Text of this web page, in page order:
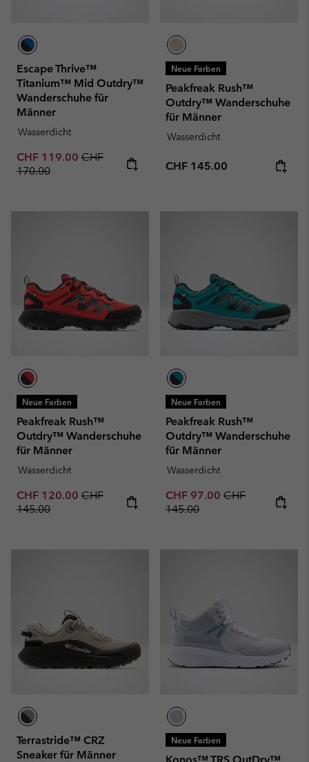
Escape Thrive™
Titanium™ Mid Outdry™
Wanderschuhe für
Männer
Wasserdicht
Sale price:
CHF 119.00 Regular price:
CHF
170.00
Neue Farben
Peakfreak Rush™
Outdry™ Wanderschuhe
für Männer
Wasserdicht
Regular price:
CHF 145.00
Neue Farben
Peakfreak Rush™
Outdry™ Wanderschuhe
für Männer
Wasserdicht
Sale price:
CHF 120.00 Regular price:
CHF
145.00
Neue Farben
Peakfreak Rush™
Outdry™ Wanderschuhe
für Männer
Wasserdicht
Sale price:
CHF 97.00 Regular price:
CHF
145.00
Terrastride™ CRZ
Sneaker für Männer
Neue Farben